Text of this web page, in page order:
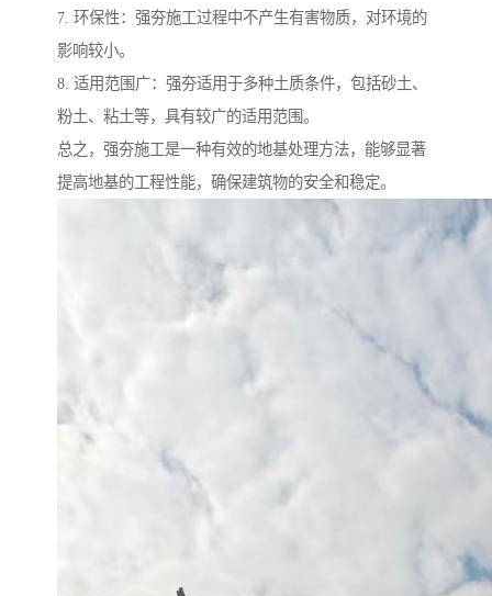
7. 环保性：强夯施工过程中不产生有害物质，对环境的
影响较小。
8. 适用范围广：强夯适用于多种土质条件，包括砂土、
粉土、粘土等，具有较广的适用范围。
总之，强夯施工是一种有效的地基处理方法，能够显著
提高地基的工程性能，确保建筑物的安全和稳定。